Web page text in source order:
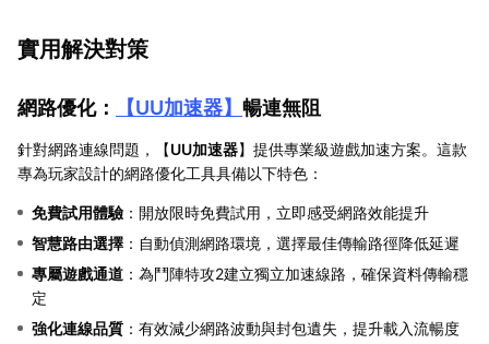
實用解決對策
網路優化： 【UU加速器】 暢連無阻
針對網路連線問題，【UU加速器】提供專業級遊戲加速方案。這款
專為玩家設計的網路優化工具具備以下特色：
免費試用體驗 ：開放限時免費試用，立即感受網路效能提升
智慧路由選擇 ：自動偵測網路環境，選擇最佳傳輸路徑降低延遲
專屬遊戲通道 ：為鬥陣特攻2建立獨立加速線路，確保資料傳輸穩
定
強化連線品質 ：有效減少網路波動與封包遺失，提升載入流暢度